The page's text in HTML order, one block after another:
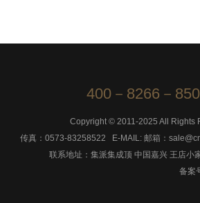
400－8266－850
Copyright © 2011-2025 All Rights
传真：0573-83258522 E-MAIL: 邮箱：
联系地址：集派集成顶 中国嘉兴 王店小
备案